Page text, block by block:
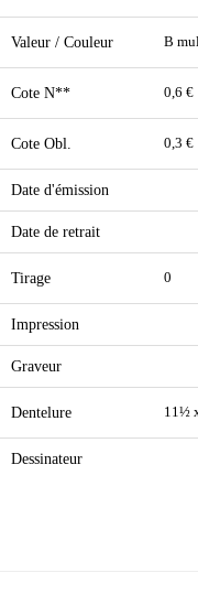
Valeur / Couleur B
Cote N** 0,6 €
Cote Obl. 0,3 €
Date d'émission
Date de retrait
Tirage 0
Impression
Graveur
Dentelure 11½
Dessinateur